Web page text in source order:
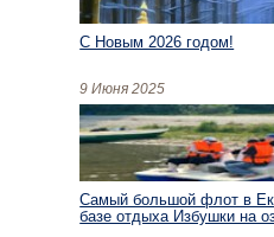
С Новым 2026 годом!
9 Июня 2025
Самый большой флот в
базе отдыха Избушки на